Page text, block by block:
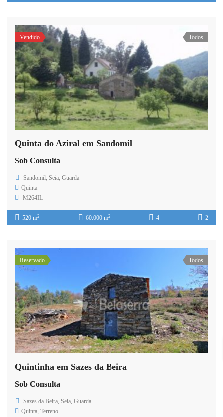
Vendido Todos
Quinta do Aziral em Sandomil
Sob Consulta
Sandomil, Seia, Guarda
Quinta
M264IL
520 m2 60.000 m2 4 2
Reservado Todos
Quintinha em Sazes da Beira
Sob Consulta
Sazes da Beira, Seia, Guarda
Quinta, Terreno